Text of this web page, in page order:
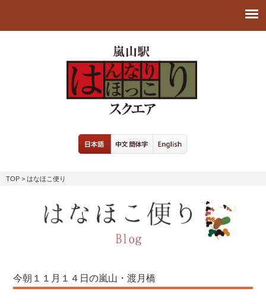
TOP > はなほこ便り
今朝１１月１４日の嵐山・渡月橋